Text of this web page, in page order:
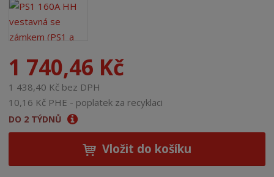
1 740,46 Kč
1 438,40 Kč bez DPH
10,16 Kč PHE - poplatek za recyklaci
DO 2 TÝDNŮ
Vložit do košíku